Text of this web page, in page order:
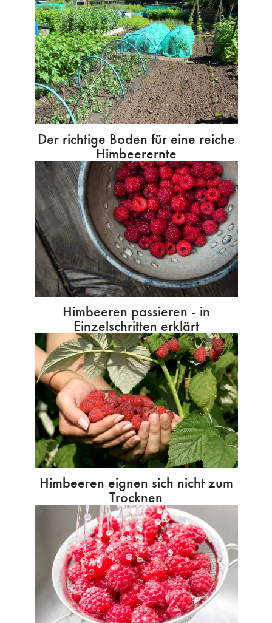
Der richtige Boden für eine reiche
Himbeerernte
Himbeeren passieren - in
Einzelschritten erklärt
Himbeeren eignen sich nicht zum
Trocknen